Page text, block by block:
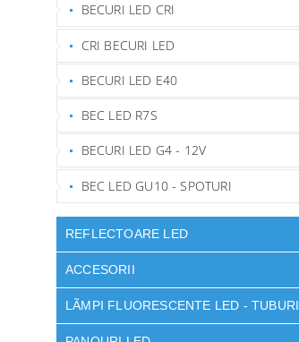
BECURI LED CRI
CRI BECURI LED
BECURI LED E40
BEC LED R7S
BECURI LED G4 - 12V
BEC LED GU10 - SPOTURI
REFLECTOARE LED
ACCESORII
LÃMPI FLUORESCENTE LED - TUBURI